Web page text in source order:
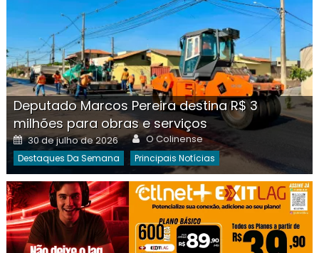
Deputado Marcos Pereira destina R$ 3
milhões para obras e serviços
Posted
on
30 de julho de 2026 Author
O Colinense
Destaques Da Semana Principais Notícias